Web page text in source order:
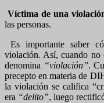
Víctima de una
las personas.
Es importante saber
violación. Así, cuando no
denomina “violación”.
precepto en materia de
la violación se califica
era “delito”, luego